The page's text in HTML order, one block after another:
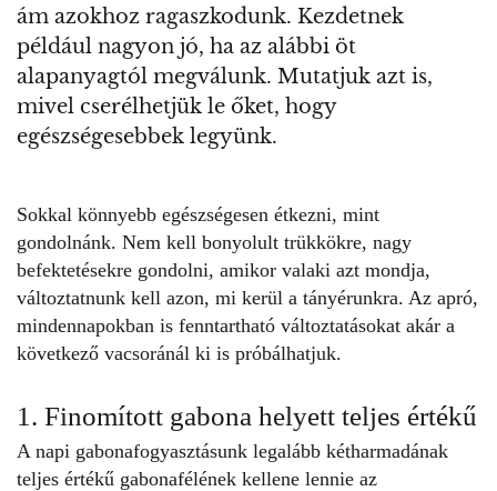
ám azokhoz ragaszkodunk. Kezdetnek
például nagyon jó, ha az alábbi öt
alapanyagtól megválunk. Mutatjuk azt is,
mivel cserélhetjük le őket, hogy
egészségesebbek legyünk.
Sokkal könnyebb egészségesen étkezni, mint
gondolnánk. Nem kell bonyolult trükkökre, nagy
befektetésekre gondolni, amikor valaki azt mondja,
változtatnunk kell azon, mi kerül a tányérunkra. Az apró,
mindennapokban is fenntartható változtatásokat akár a
következő vacsoránál ki is próbálhatjuk.
1. Finomított gabona helyett teljes értékű
A napi gabonafogyasztásunk legalább kétharmadának
teljes értékű gabonafélének kellene lennie az